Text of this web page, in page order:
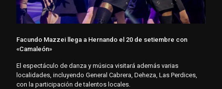
Facundo Mazzei llega a Hernando el 20 de setiembre con
«Camaleón»
El espectáculo de danza y música visitará además varias
localidades, incluyendo General Cabrera, Deheza, Las Perdices,
con la participación de talentos locales.